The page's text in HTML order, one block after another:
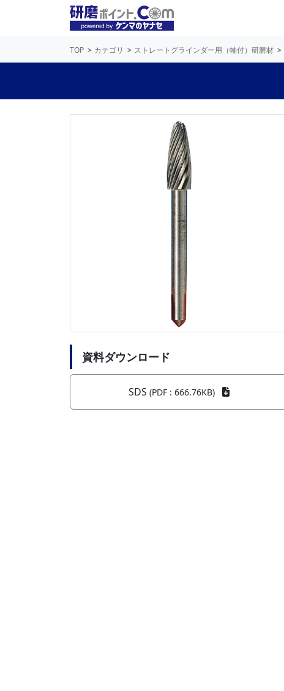
TOP カテゴリ ストレートグラインダー用（軸付）研磨材
資料ダウンロード
SDS (PDF : 666.76KB)